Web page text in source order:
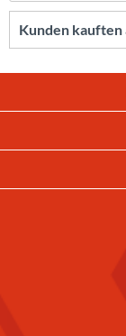
Kunden kauften